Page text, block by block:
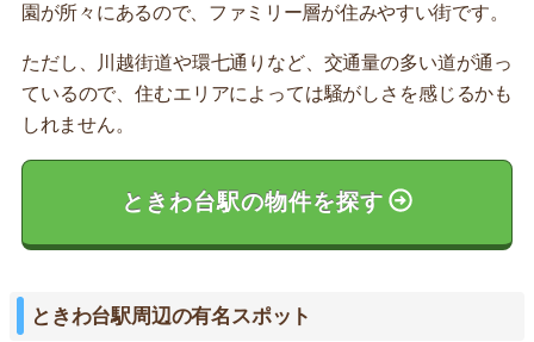
園が所々にあるので、ファミリー層が住みやすい街です。
ただし、川越街道や環七通りなど、交通量の多い道が通っ
ているので、住むエリアによっては騒がしさを感じるかも
しれません。
ときわ台駅の物件を探す
ときわ台駅周辺の有名スポット